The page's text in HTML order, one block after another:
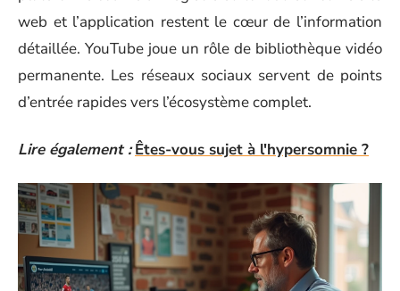
web et l’application restent le cœur de l’information
détaillée. YouTube joue un rôle de bibliothèque vidéo
permanente. Les réseaux sociaux servent de points
d’entrée rapides vers l’écosystème complet.
Lire également : Êtes-vous sujet à l'hypersomnie ?